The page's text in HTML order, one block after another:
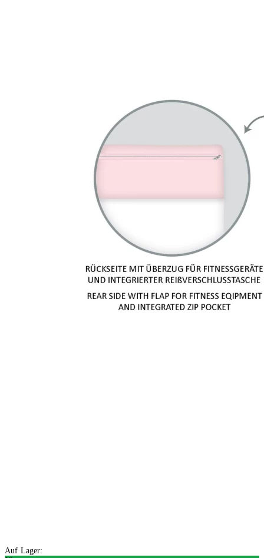
Auf Lager: